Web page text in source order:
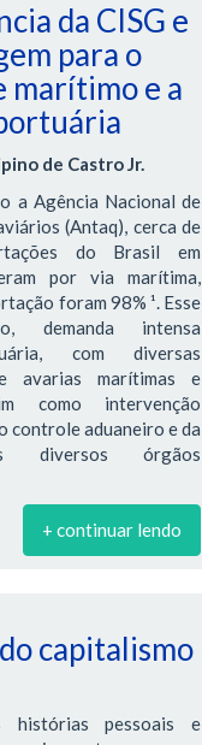
da CISG e
para o
e a
de Castro Jr.
a Agência Nacional de
(Antaq), cerca de
do Brasil em
por via marítima,
foram 98% ¹. Esse
demanda intensa
com diversas
avarias marítimas e
como intervenção
controle aduaneiro e da
diversos órgãos
+ continuar lendo
capitalismo
histórias pessoais e